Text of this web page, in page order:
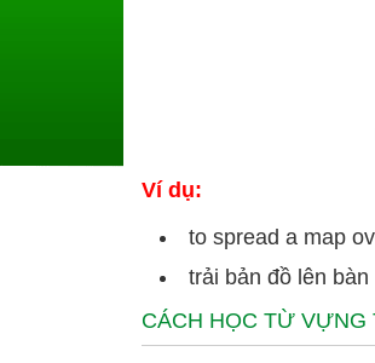
Ví dụ:
to spread a map
trải bản đồ lên bàn
CÁCH HỌC TỪ VỰNG